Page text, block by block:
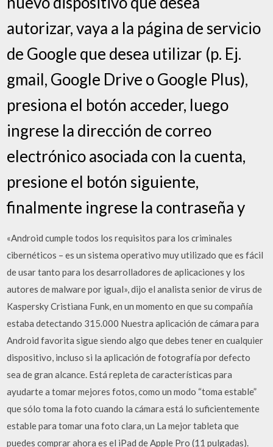
autorizar, vaya a la página de servicio
de Google que desea utilizar (p. Ej.
gmail, Google Drive o Google Plus),
presiona el botón acceder, luego
ingrese la dirección de correo
electrónico asociada con la cuenta,
presione el botón siguiente,
finalmente ingrese la contraseña y
«Android cumple todos los requisitos para los criminales
cibernéticos – es un sistema operativo muy utilizado que es fácil
de usar tanto para los desarrolladores de aplicaciones y los
autores de malware por igual», dijo el analista senior de virus de
Kaspersky Cristiana Funk, en un momento en que su compañía
estaba detectando 315.000 Nuestra aplicación de cámara para
Android favorita sigue siendo algo que debes tener en cualquier
dispositivo, incluso si la aplicación de fotografía por defecto
sea de gran alcance. Está repleta de características para
ayudarte a tomar mejores fotos, como un modo “toma estable”
que sólo toma la foto cuando la cámara está lo suficientemente
estable para tomar una foto clara, un La mejor tableta que
puedes comprar ahora es el iPad de Apple Pro (11 pulgadas).